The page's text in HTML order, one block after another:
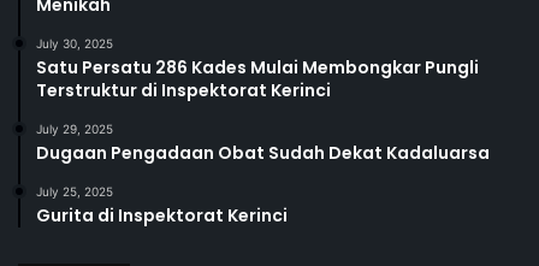
Menikah
July 30, 2025
Satu Persatu 286 Kades Mulai Membongkar Pungli
Terstruktur di Inspektorat Kerinci
July 29, 2025
Dugaan Pengadaan Obat Sudah Dekat Kadaluarsa
July 25, 2025
Gurita di Inspektorat Kerinci